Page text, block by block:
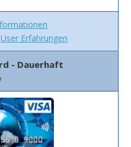
User Erfahrungen
- Dauerhaft